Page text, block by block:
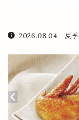
2026.08.04 夏季